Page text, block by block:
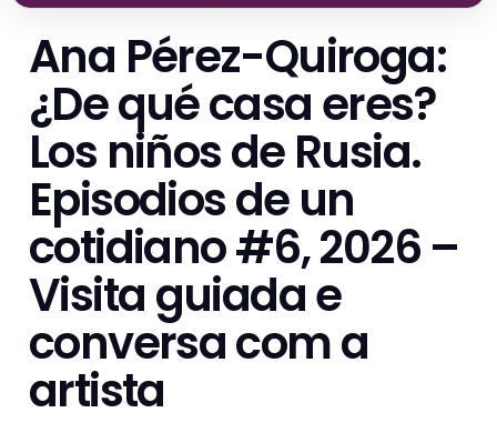
Ana Pérez-Quiroga:
¿De qué casa eres?
Los niños de Rusia.
Episodios de un
cotidiano #6, 2026 –
Visita guiada e
conversa com a
artista